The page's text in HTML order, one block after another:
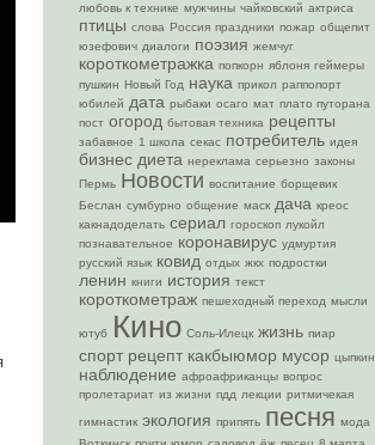
любовь к технике мужчины чайковский актриса
птицы слова Россия праздники пожар общепит
юзефович диалоги поэзия жемчуг
короткометражка попкорн яблоня геймеры
пушкин Новый Год наука прикол раппопорт
юбилей дата рыбаки осаго мат плато путорана
пост огород бытовая техника рецепты
забавное 1 школа секас потребитель идея
бизнес диета нереклама серьезно законы
Пермь Новости воспитание борщевик
Беслан сумбурно общение маск дача креос
какнадоделать сериал гороскоп лукойл
познавательное коронавирус удмуртия
русский язык ковид отдых жкх подростки
ленин книги история текст
короткометраж пешеходный переход мысли
ютуб Кино Соль-Илецк жизнь пиар
спорт рецепт какбыюмор мусор цыпкин
наблюдение афроафриканцы вопрос
пролетариат из жизни пдд лекции ритмичекая
гимнастик экология припять песня мода